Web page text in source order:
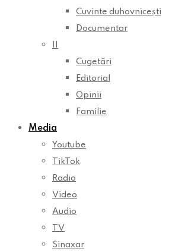
Cuvinte duhovnicești
Documentar
Cugetări
Editorial
Opinii
Familie
Media
Youtube
TikTok
Radio
Video
Audio
TV
Sinaxar